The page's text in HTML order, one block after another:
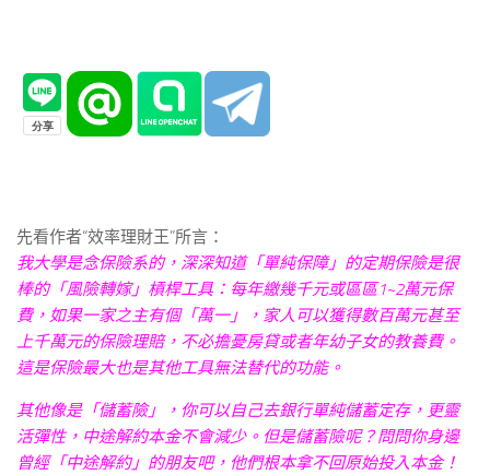
先看作者“效率理財王”所言：
我大學是念保險系的，深深知道「單純保障」的定期保險是很
棒的「風險轉嫁」槓桿工具：每年繳幾千元或區區1~2萬元保
費，如果一家之主有個「萬一」，家人可以獲得數百萬元甚至
上千萬元的保險理賠，不必擔憂房貸或者年幼子女的教養費。
這是保險最大也是其他工具無法替代的功能。
其他像是「儲蓄險」，你可以自己去銀行單純儲蓄定存，更靈
活彈性，中途解約本金不會減少。但是儲蓄險呢？問問你身邊
曾經「中途解約」的朋友吧，他們根本拿不回原始投入本金！